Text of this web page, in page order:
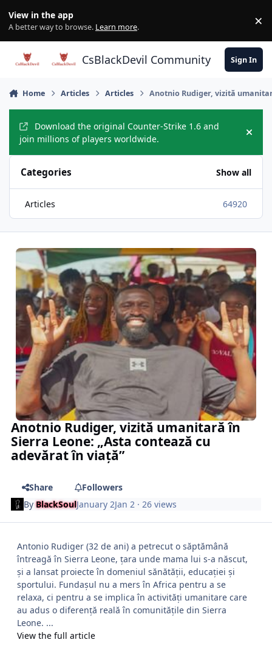
View in the app
A better way to browse. Learn more. ×
CsBlackDevil Community Sign In
Home Articles Articles Anotnio Rudiger, vizită
Download the original Counter-Strike 1.6 and
join millions of players worldwide.
Hide
Categories Show all
Articles 64920
Anotnio Rudiger, vizită umanitară în
Sierra Leone: „Asta contează cu
adevărat în viață”
Share
Followers
ByBlackSoulJanuary 2Jan 2 · 26 views
Antonio Rudiger (32 de ani) a petrecut o săptămână
întreagă în Sierra Leone, țara unde mama lui s-a născut,
și a lansat proiecte în domeniul sănătății, educației și
sportului. Fundașul nu a mers în Africa pentru a se
relaxa, ci pentru a se implica în activități umanitare care
au adus o diferență reală în comunitățile din Sierra
Leone. ...
View the full article